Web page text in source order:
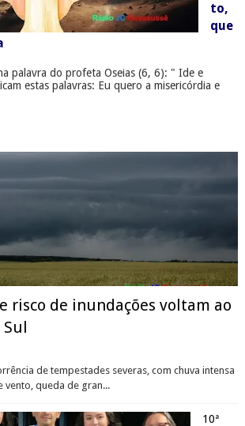
to,
que
palavra do profeta Oseias (6, 6): " Ide e
estas palavras: Eu quero a misericórdia e
risco de inundações voltam ao
Sul
de tempestades severas, com chuva intensa
vento, queda de gran...
10ª